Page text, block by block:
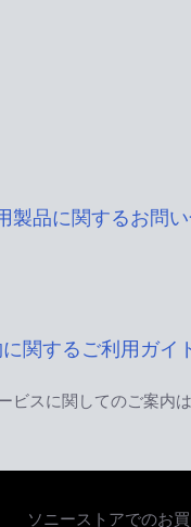
製品に関するお問
関するご利用ガイ
ビスに関してのご案内
ソニーストアでのお